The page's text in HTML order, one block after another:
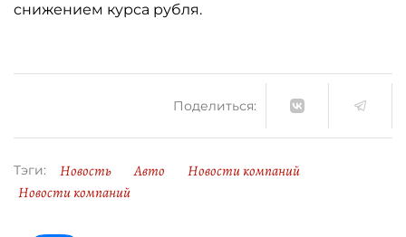
снижением курса рубля.
Поделиться:
Тэги: Новость Авто
Новости компаний
Новости компаний